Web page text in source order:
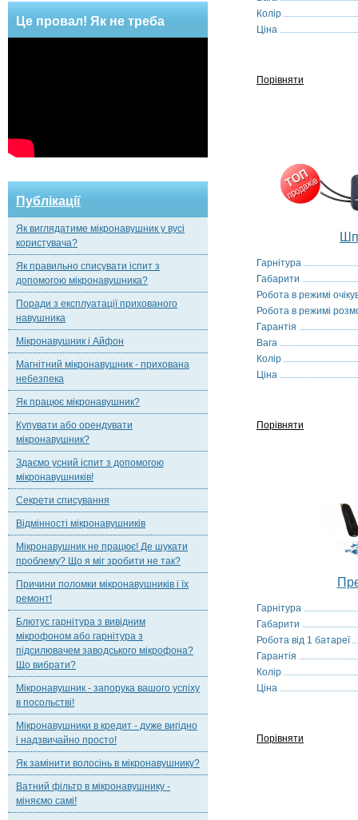
Це провал! Як не треба
Публікації
Як виглядатиме мікронавушник у вусі
користувача?
Як правильно списувати іспит з
допомогою мікронавушника?
Поради з експлуатації прихованого
навушника
Мікронавушник і Айфон
Магнітний мікронавушник - прихована
небезпека
Як працює мікронавушник?
Купувати або орендувати
мікронавушник?
Здаємо усний іспит з допомогою
мікронавушників!
Секрети списування
Відмінності мікронавушників
Мікронавушник не працює! Де шукати
проблему? Що я міг зробити не так?
Причини поломки мікронавушників і їх
ремонт!
Блютус гарнітура з вивідним
мікрофоном або гарнітура з
підсилювачем заводського мікрофона?
Що вибрати?
Мікронавушник - запорука вашого успіху
в посольстві!
Мікронавушники в кредит - дуже вигідно
і надзвичайно просто!
Як замінити волосінь в мікронавушнику?
Ватний фільтр в мікронавушнику -
міняємо самі!
Колір
Ціна
Порівняти
Гарнітура
Габарити
Робота в режимі
Робота в режимі
Гарантія
Вага
Колір
Ціна
Порівняти
Гарнітура
Габарити
Робота від 1 батареї
Гарантія
Колір
Ціна
Порівняти